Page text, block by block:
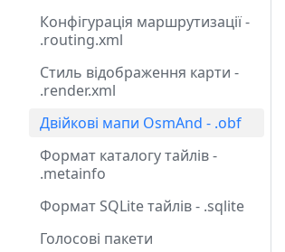
Конфігурація маршрутизації -
.routing.xml
Стиль відображення карти -
.render.xml
Двійкові мапи OsmAnd - .obf
Формат каталогу тайлів -
.metainfo
Формат SQLite тайлів - .sqlite
Голосові пакети